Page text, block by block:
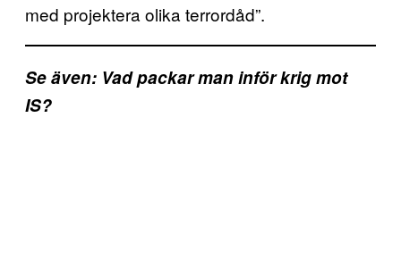
med projektera olika terrordåd”.
Se även: Vad packar man inför krig mot
IS?